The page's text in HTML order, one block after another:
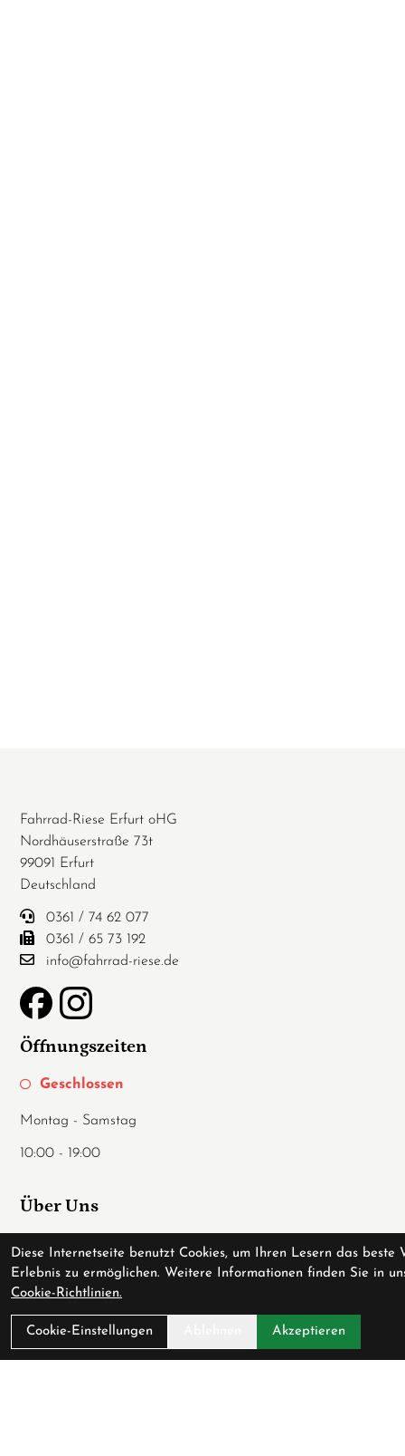
Fahrrad-Riese Erfurt oHG
Nordhäuserstraße 73t
99091 Erfurt
Deutschland
0361 / 74 62 077
0361 / 65 73 192
info@fahrrad-riese.de
Öffnungszeiten
Geschlossen
Montag - Samstag
10:00 - 19:00
Über Uns
Ladengeschäft
Anfahrt
AGB
Datenschutz
Impressum
Diese Internetseite benutzt Cookies, um Ihren Lesern das beste
Erlebnis zu ermöglichen. Weitere Informationen finden Sie in
Cookie-Richtlinien.
Cookie-Einstellungen Akzeptieren